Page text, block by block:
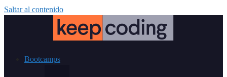
Saltar al contenido
Bootcamps